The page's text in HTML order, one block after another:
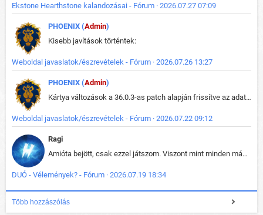
Ekstone Hearthstone kalandozásai - Fórum · 2026.07.27 07:09
PHOENIX (Admin)
Kisebb javítások történtek:
Weboldal javaslatok/észrevételek - Fórum · 2026.07.26 13:27
PHOENIX (Admin)
Kártya változások a 36.0.3-as patch alapján frissítve az adatbázisban (képek is cserélve).
Weboldal javaslatok/észrevételek - Fórum · 2026.07.22 09:12
Ragi
Amióta bejött, csak ezzel játszom. Viszont mint minden más - akár az alapjáték is, ez is baromira összetett lett. Néha már pár kör után is esélytelen az egész. Vagy irreállisan túltápol valaki, vagy lelép a partner, vagy csak hülye mint a segg. És amikor eljönne az én időm, na akkor jön el mindenki másé is. Engem jobban érdekelne, hogy ki milyen ratingen szokott játszani. Na ez lenne egy érdekes adat.
DUÓ - Vélemények? - Fórum · 2026.07.19 18:34
Több hozzászólás